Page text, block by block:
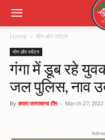
Home योग और पर्यटन
योग और पर्यटन
गंगा में डूब रहे
जल पुलिस, नाव
By हमारा उत्तराखण्ड टीम - March 27, 2022